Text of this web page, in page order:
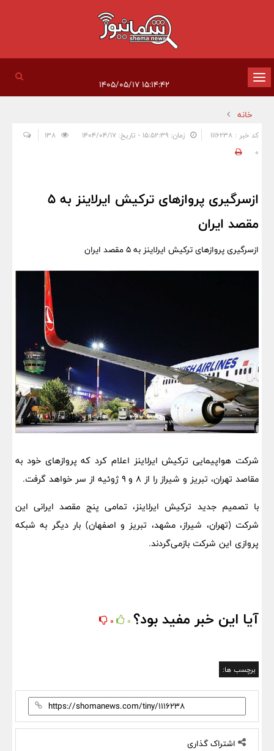
تغییر
وضعیت
ناوبری
خانه
کد خبر : 1116238 زمان: ۱۵:۵۲:۳۹ - تاریخ: ۱۴۰۴/۰۴/۱۷
0
ازسرگیری پروازهای ترکیش ایرلاینز به ۵
مقصد ایران
ازسرگیری پروازهای ترکیش ایرلاینز به ۵ مقصد ایران
شرکت هواپیمایی ترکیش ایرلاینز اعلام کرد که پروازهای خود به
مقاصد تهران، تبریز و شیراز را از ۸ و ۹ ژوئیه از سر خواهد گرفت.
با تصمیم جدید ترکیش ایرلاینز، تمامی پنج مقصد ایرانی این
شرکت (تهران، شیراز، مشهد، تبریز و اصفهان) بار دیگر به شبکه
پروازی این شرکت بازمی‌گردند.
آیا این خبر مفید بود؟ 0
0
برچسب ها:
اشتراک گذاری